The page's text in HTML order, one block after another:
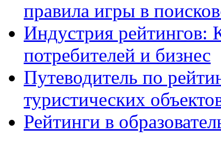
правила игры в
Индустрия рейтингов:
потребителей и бизнес
Путеводитель по
туристических
Рейтинги в